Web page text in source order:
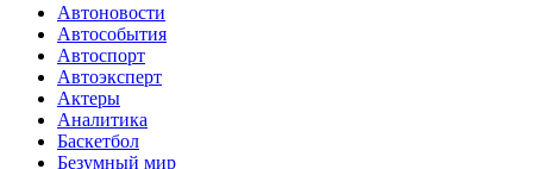
Автоновости
Автособытия
Автоспорт
Автоэксперт
Актеры
Аналитика
Баскетбол
Безумный мир